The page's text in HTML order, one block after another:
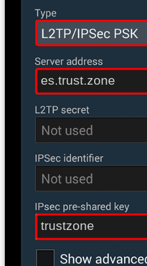
es.trust.zone
trustzone